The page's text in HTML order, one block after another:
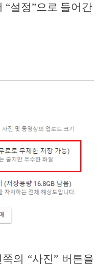
“설정”으로 들어간
의 “사진” 버튼을